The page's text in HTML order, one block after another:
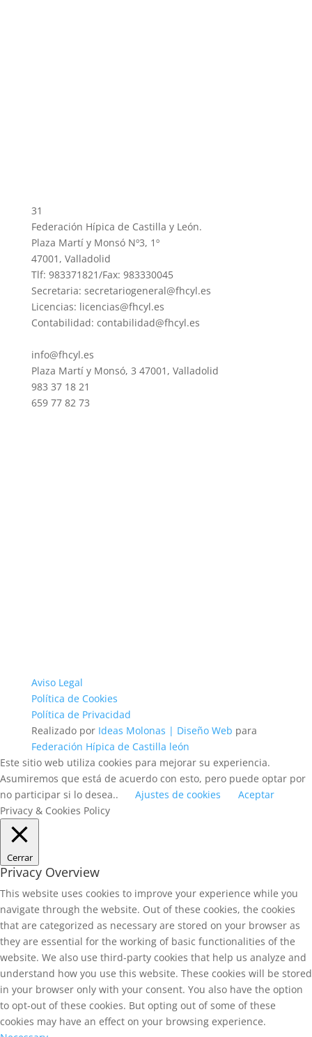
31
Federación Hípica de Castilla y León.
Plaza Martí y Monsó Nº3, 1º
47001, Valladolid
Tlf: 983371821/Fax: 983330045
Secretaria: secretariogeneral@fhcyl.es
Licencias: licencias@fhcyl.es
Contabilidad: contabilidad@fhcyl.es
info@fhcyl.es
Plaza Martí y Monsó, 3 47001, Valladolid
983 37 18 21
659 77 82 73
Aviso Legal
Política de Cookies
Política de Privacidad
Realizado por Ideas Molonas | Diseño Web para
Federación Hípica de Castilla león
Este sitio web utiliza cookies para mejorar su experiencia.
Asumiremos que está de acuerdo con esto, pero puede optar por
no participar si lo desea..
Ajustes de cookies
Aceptar
Privacy & Cookies Policy
Cerrar
Privacy Overview
This website uses cookies to improve your experience while you
navigate through the website. Out of these cookies, the cookies
that are categorized as necessary are stored on your browser as
they are essential for the working of basic functionalities of the
website. We also use third-party cookies that help us analyze and
understand how you use this website. These cookies will be stored
in your browser only with your consent. You also have the option
to opt-out of these cookies. But opting out of some of these
cookies may have an effect on your browsing experience.